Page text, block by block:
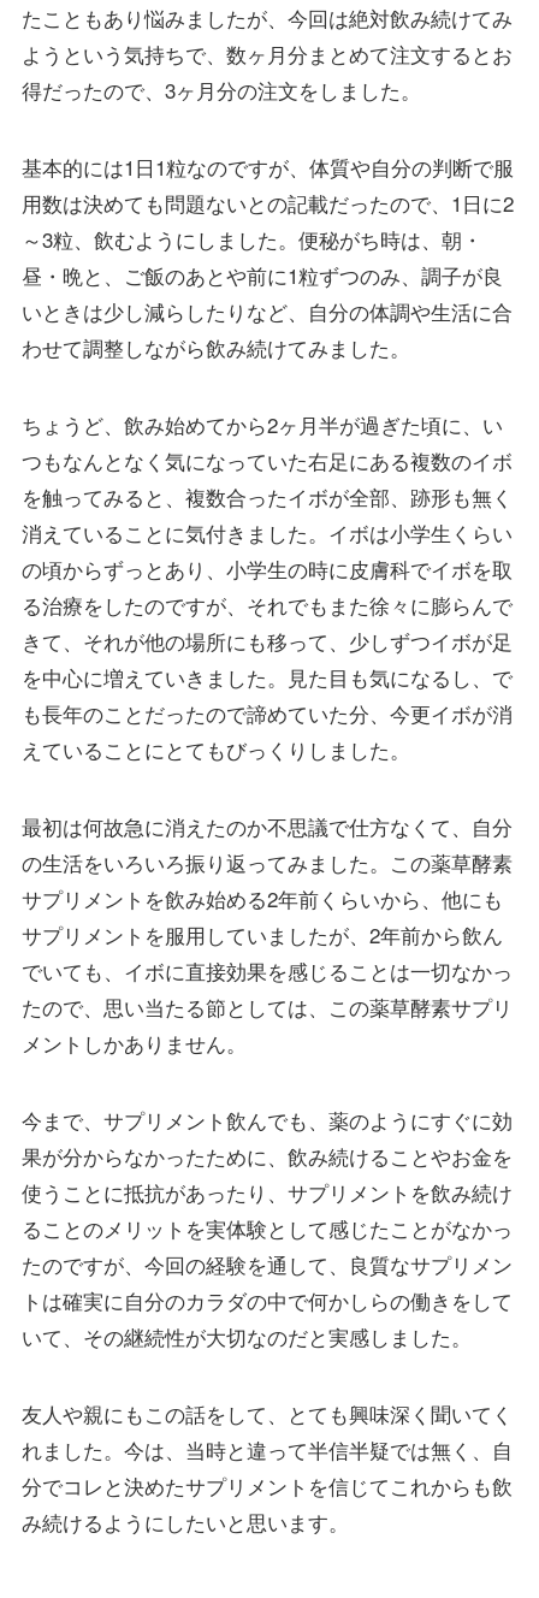
たこともあり悩みましたが、今回は絶対飲み続けてみ
ようという気持ちで、数ヶ月分まとめて注文するとお
得だったので、3ヶ月分の注文をしました。
基本的には1日1粒なのですが、体質や自分の判断で服
用数は決めても問題ないとの記載だったので、1日に2
～3粒、飲むようにしました。便秘がち時は、朝・
昼・晩と、ご飯のあとや前に1粒ずつのみ、調子が良
いときは少し減らしたりなど、自分の体調や生活に合
わせて調整しながら飲み続けてみました。
ちょうど、飲み始めてから2ヶ月半が過ぎた頃に、い
つもなんとなく気になっていた右足にある複数のイボ
を触ってみると、複数合ったイボが全部、跡形も無く
消えていることに気付きました。イボは小学生くらい
の頃からずっとあり、小学生の時に皮膚科でイボを取
る治療をしたのですが、それでもまた徐々に膨らんで
きて、それが他の場所にも移って、少しずつイボが足
を中心に増えていきました。見た目も気になるし、で
も長年のことだったので諦めていた分、今更イボが消
えていることにとてもびっくりしました。
最初は何故急に消えたのか不思議で仕方なくて、自分
の生活をいろいろ振り返ってみました。この薬草酵素
サプリメントを飲み始める2年前くらいから、他にも
サプリメントを服用していましたが、2年前から飲ん
でいても、イボに直接効果を感じることは一切なかっ
たので、思い当たる節としては、この薬草酵素サプリ
メントしかありません。
今まで、サプリメント飲んでも、薬のようにすぐに効
果が分からなかったために、飲み続けることやお金を
使うことに抵抗があったり、サプリメントを飲み続け
ることのメリットを実体験として感じたことがなかっ
たのですが、今回の経験を通して、良質なサプリメン
トは確実に自分のカラダの中で何かしらの働きをして
いて、その継続性が大切なのだと実感しました。
友人や親にもこの話をして、とても興味深く聞いてく
れました。今は、当時と違って半信半疑では無く、自
分でコレと決めたサプリメントを信じてこれからも飲
み続けるようにしたいと思います。